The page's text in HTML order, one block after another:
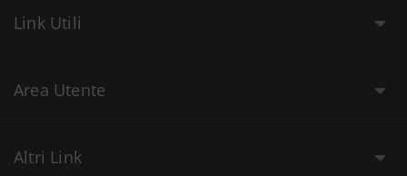
Link Utili
Area Utente
Altri Link